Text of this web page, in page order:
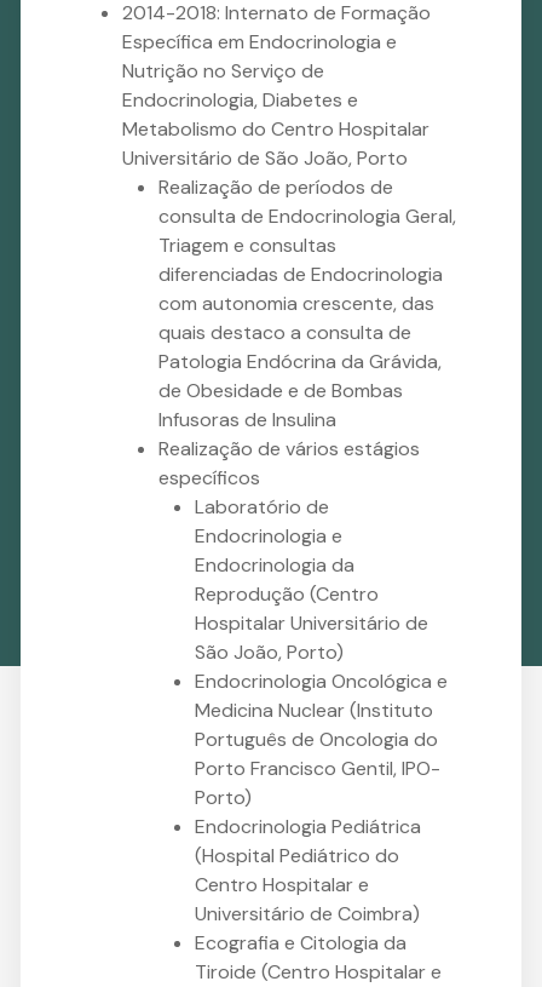
2014-2018: Internato de Formação
Específica em Endocrinologia e
Nutrição no Serviço de
Endocrinologia, Diabetes e
Metabolismo do Centro Hospitalar
Universitário de São João, Porto
Realização de períodos de
consulta de Endocrinologia Geral,
Triagem e consultas
diferenciadas de Endocrinologia
com autonomia crescente, das
quais destaco a consulta de
Patologia Endócrina da Grávida,
de Obesidade e de Bombas
Infusoras de Insulina
Realização de vários estágios
específicos
Laboratório de
Endocrinologia e
Endocrinologia da
Reprodução (Centro
Hospitalar Universitário de
São João, Porto)
Endocrinologia Oncológica e
Medicina Nuclear (Instituto
Português de Oncologia do
Porto Francisco Gentil, IPO-
Porto)
Endocrinologia Pediátrica
(Hospital Pediátrico do
Centro Hospitalar e
Universitário de Coimbra)
Ecografia e Citologia da
Tiroide (Centro Hospitalar e